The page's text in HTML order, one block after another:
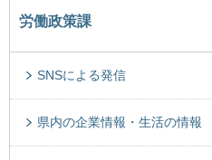
労働政策課
SNSによる発信
県内の企業情報・生活の情報